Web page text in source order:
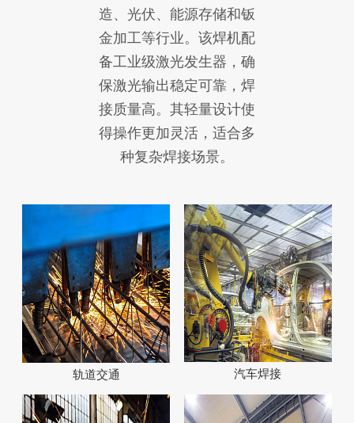
造、光伏、能源存储和钣
金加工等行业。该焊机配
备工业级激光发生器，确
保激光输出稳定可靠，焊
接质量高。其轻量设计使
得操作更加灵活，适合多
种复杂焊接场景。
轨道交通 汽车焊接